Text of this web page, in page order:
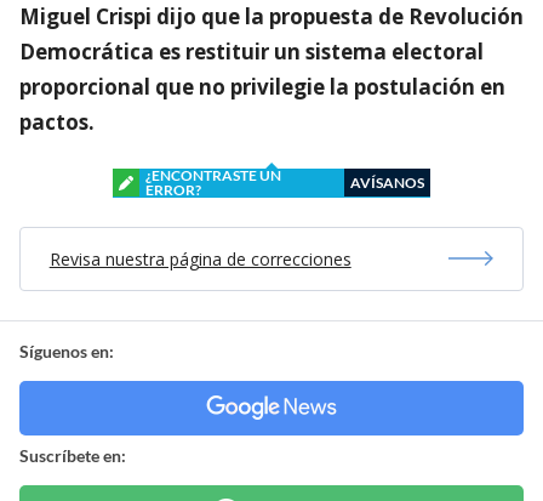
Miguel Crispi dijo que la propuesta de Revolución
Democrática es restituir un sistema electoral
proporcional que no privilegie la postulación en
pactos.
¿ENCONTRASTE UN
ERROR?
AVÍSANOS
Revisa nuestra página de correcciones
Síguenos en:
Suscríbete en: